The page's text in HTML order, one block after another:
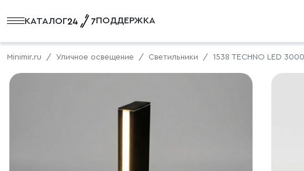
КАТАЛОГ ПОДДЕРЖКА
Minimir.ru Уличное освещение Светильники 1538 TECHNO LED